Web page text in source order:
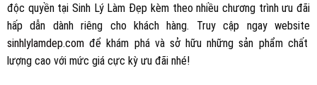
độc quyền tại Sinh Lý Làm Đẹp kèm theo nhiều chương trình ưu đãi
hấp dẫn dành riêng cho khách hàng. Truy cập ngay website
sinhlylamdep.com để khám phá và sở hữu những sản phẩm chất
lượng cao với mức giá cực kỳ ưu đãi nhé!